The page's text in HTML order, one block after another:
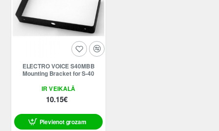
IR VEIKALĀ
ELECTRO VOICE S40MBB
Mounting Bracket for S-40
10.15€
Pievienot grozam